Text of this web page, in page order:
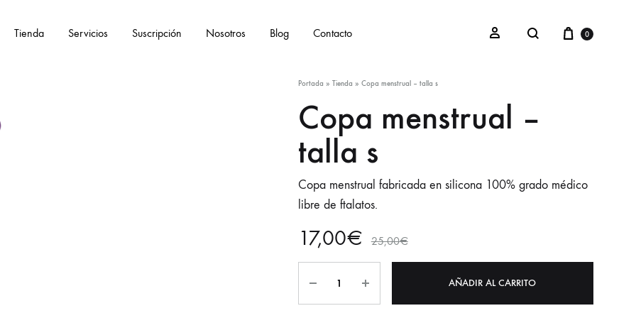
Tienda Servicios Suscripción Nosotros Blog Contacto 0
Portada » Tienda » Copa menstrual – talla s
Copa menstrual –
talla s
Copa menstrual fabricada en silicona 100% grado médico
libre de ftalatos.
17,00€ 25,00€
AÑADIR AL CARRITO